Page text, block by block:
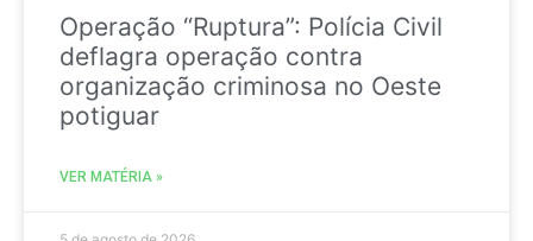
Operação “Ruptura”: Polícia Civil
deflagra operação contra
organização criminosa no Oeste
potiguar
VER MATÉRIA »